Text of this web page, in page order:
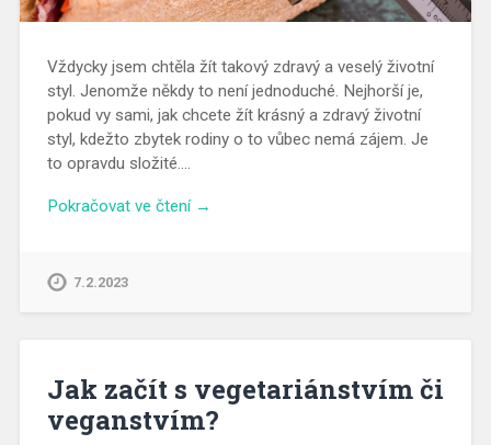
Vždycky jsem chtěla žít takový zdravý a veselý životní
styl. Jenomže někdy to není jednoduché. Nejhorší je,
pokud vy sami, jak chcete žít krásný a zdravý životní
styl, kdežto zbytek rodiny o to vůbec nemá zájem. Je
to opravdu složité….
Pokračovat ve čtení →
7.2.2023
Jak začít s vegetariánstvím či
veganstvím?